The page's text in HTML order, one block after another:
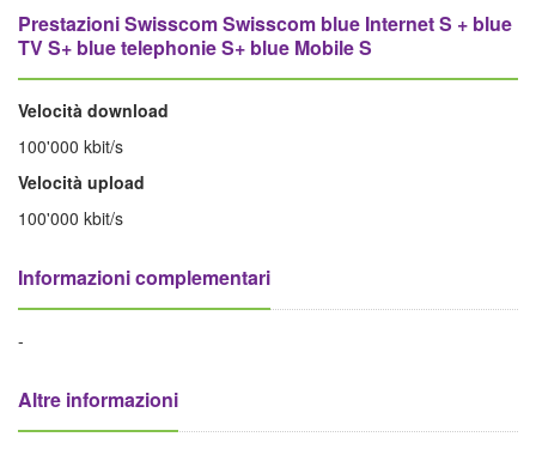
Prestazioni Swisscom Swisscom blue Internet S + blue
TV S+ blue telephonie S+ blue Mobile S
Velocità download
100'000 kbit/s
Velocità upload
100'000 kbit/s
Informazioni complementari
-
Altre informazioni